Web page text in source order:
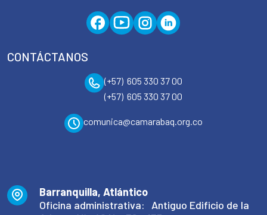
CONTÁCTANOS
(+57) 605 330 37 00
(+57) 605 330 37 00
comunica@camarabaq.org.co
Barranquilla, Atlántico
Oficina administrativa: Antiguo Edificio de la